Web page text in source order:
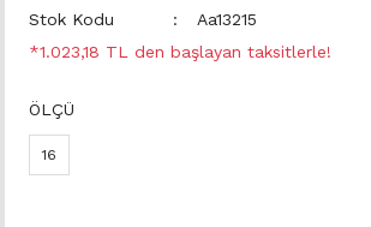
Stok Kodu
Aa13215
*1.023,18 TL den başlayan taksitlerle!
ÖLÇÜ
16